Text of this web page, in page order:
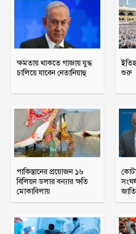
ক্ষমতায় থাকতে গাজায় যুদ্ধ
চালিয়ে যাবেন নেতানিয়াহু
শুরু
পাকিস্তানের প্রয়োজন ১৬
বিলিয়ন ডলার বন্যার ক্ষতি
মোকাবিলায়